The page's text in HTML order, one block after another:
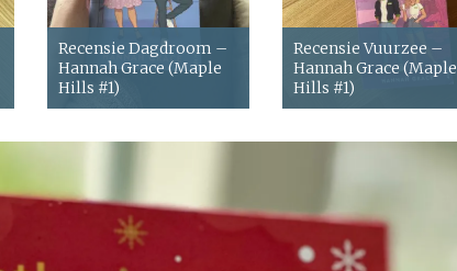
Recensie Dagdroom –
Hannah Grace (Maple
Hills #1)
Recensie Vuurzee –
Hannah Grace (Maple
Hills #1)